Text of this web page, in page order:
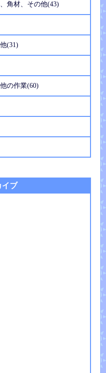
角材、その他(43)
(31)
の作業(60)
イブ